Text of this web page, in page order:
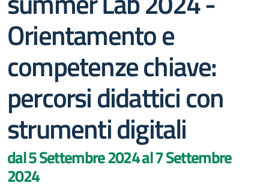
Orientamento e
competenze chiave:
percorsi didattici con
strumenti digitali
dal 5 Settembre 2024 al 7 Settembre
2024